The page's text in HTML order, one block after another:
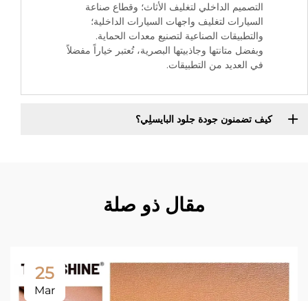
التصميم الداخلي لتغليف الأثاث؛ وقطاع صناعة
السيارات لتغليف واجهات السيارات الداخلية؛
والتطبيقات الصناعية لتصنيع معدات الحماية.
وبفضل متانتها وجاذبيتها البصرية، تُعتبر خياراً مفضلاً
في العديد من التطبيقات.
كيف تضمنون جودة جلود البايسلِي؟
مقال ذو صلة
25
Mar